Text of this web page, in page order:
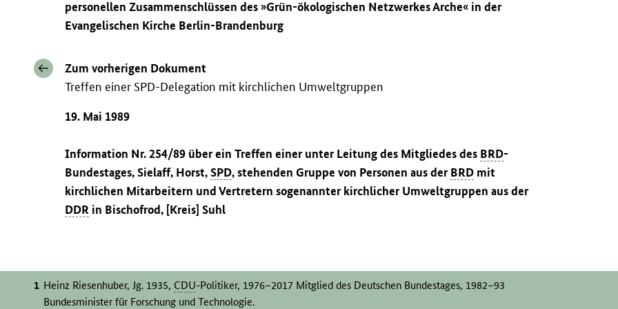
personellen Zusammenschlüssen des »Grün-ökologischen Netzwerkes Arche« in der
Evangelischen Kirche Berlin-Brandenburg
Zum vorherigen Dokument
Treffen einer SPD-Delegation mit kirchlichen Umweltgruppen
19. Mai 1989
Information Nr. 254/89 über ein Treffen einer unter Leitung des Mitgliedes des BRD-
Bundestages, Sielaff, Horst,SPD, stehenden Gruppe von Personen aus derBRD mit
kirchlichen Mitarbeitern und Vertretern sogenannter kirchlicher Umweltgruppen aus der
DDR in Bischofrod, [Kreis] Suhl
Heinz Riesenhuber, Jg. 1935, CDU-Politiker, 1976–2017 Mitglied des Deutschen Bundestages, 1982–93
Bundesminister für Forschung und Technologie.